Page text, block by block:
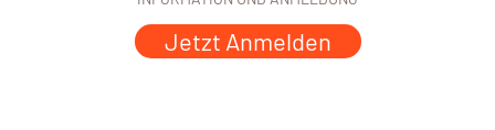
Jetzt Anmelden